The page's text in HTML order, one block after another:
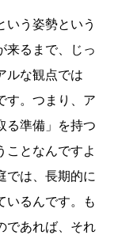
いう姿勢という
来るまで、じっ
ルな観点では
す。つまり、ア
る準備」を持つ
ことなんですよ
では、長期的に
いるんです。も
であれば、それ